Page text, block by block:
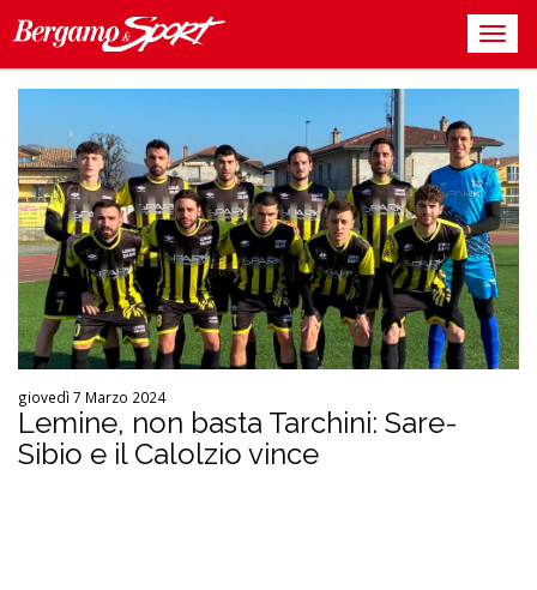
giovedì 7 Marzo 2024
Lemine, non basta Tarchini: Sare-
Sibio e il Calolzio vince